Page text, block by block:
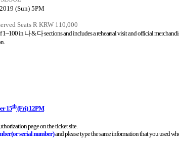
, 2019 (Sun) 5PM
Seats R KRW 110,000
1~100 in나&다sections and includes a rehearsal visit and official
15th(Fri) 12PM
page on the ticket site.
serial number)and please type the same information that you used